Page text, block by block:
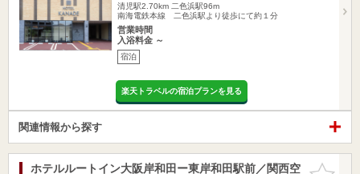
清児駅2.70km 二色浜駅96m
南海電鉄本線 二色浜駅より徒歩にて約１分
営業時間
入浴料金 ～
宿泊
楽天トラベルの宿泊プランを見る
関連情報から探す
お気に入
ホテルルートイン大阪岸和田ー東岸和田駅前／関西空